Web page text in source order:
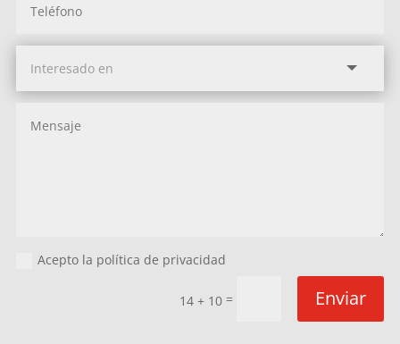
Acepto la política de privacidad
14 + 10 = Enviar